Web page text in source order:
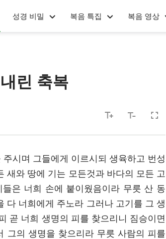
성경 비밀 복음 특집 복음 영상
린 축복
시며 그들에게 이르시되 생육하고 번성
새와 땅에 기는 모든것과 바다의 모든 고
은 너희 손에 붙이웠음이라 무릇 산 동
다 너희에게 주노라 그러나 고기를 그 생
곧 너희 생명의 피를 찾으리니 짐승이면
그의 생명을 찾으리라 무릇 사람의 피를